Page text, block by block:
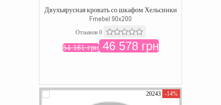
Двухъярусная кровать со шкафом Хельсинки
Fmebel 90x200
Отзывов 0
54 161 грн46 578 грн
20243 -14%